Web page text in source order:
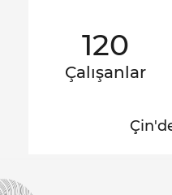
120
Çalışanlar